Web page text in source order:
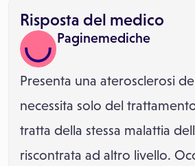
Risposta del medico
Paginemediche
Presenta una aterosclerosi
necessita solo del
tratta della stessa malattia
riscontrata ad altro livello.